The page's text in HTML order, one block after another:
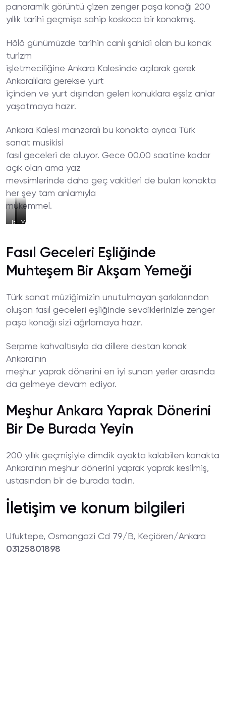
panoramik görüntü çizen zenger paşa konağı 200
yıllık tarihi geçmişe sahip koskoca bir konakmış.
Hâlâ günümüzde tarihin canlı şahidi olan bu konak
turizm
işletmeciliğine Ankara Kalesinde açılarak gerek
Ankaralılara gerekse yurt
içinden ve yurt dışından gelen konuklara eşsiz anlar
yaşatmaya hazır.
Ankara Kalesi manzaralı bu konakta ayrıca Türk
sanat musikisi
fasıl geceleri de oluyor. Gece 00.00 saatine kadar
açık olan ama yaz
mevsimlerinde daha geç vakitleri de bulan konakta
her şey tam anlamıyla
mükemmel.
Izgara
Tava
Yoğurtlu
Fasıl Geceleri Eşliğinde
Muhteşem Bir Akşam Yemeği
Türk sanat müziğimizin unutulmayan şarkılarından
oluşan fasıl geceleri eşliğinde sevdiklerinizle zenger
paşa konağı sizi ağırlamaya hazır.
Serpme kahvaltısıyla da dillere destan konak
Ankara'nın
meşhur yaprak dönerini en iyi sunan yerler arasında
da gelmeye devam ediyor.
Meşhur Ankara Yaprak Dönerini
Bir De Burada Yeyin
200 yıllık geçmişiyle dimdik ayakta kalabilen konakta
Ankara'nın meşhur dönerini yaprak yaprak kesilmiş,
ustasından bir de burada tadın.
İletişim ve konum bilgileri
Ufuktepe, Osmangazi Cd 79/B, Keçiören/Ankara
03125801898